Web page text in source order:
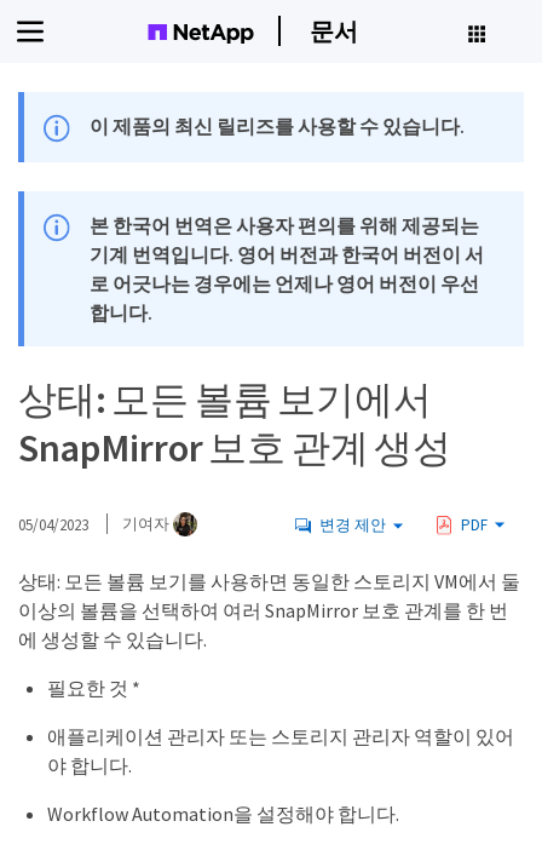
문서
이 제품의 최신 릴리즈를 사용할 수 있습니다.
본 한국어 번역은 사용자 편의를 위해 제공되는
기계 번역입니다. 영어 버전과 한국어 버전이 서
로 어긋나는 경우에는 언제나 영어 버전이 우선
합니다.
상태: 모든 볼륨 보기에서
SnapMirror 보호 관계 생성
05/04/2023 기여자 변경 제안 PDF
상태: 모든 볼륨 보기를 사용하면 동일한 스토리지 VM에서 둘
이상의 볼륨을 선택하여 여러 SnapMirror 보호 관계를 한 번
에 생성할 수 있습니다.
필요한 것 *
애플리케이션 관리자 또는 스토리지 관리자 역할이 있어
야 합니다.
Workflow Automation을 설정해야 합니다.